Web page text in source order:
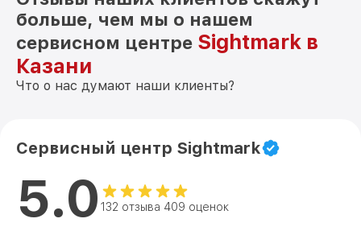
больше, чем мы о нашем
сервисном центре Sightmark в
Казани
Что о нас думают наши клиенты?
Сервисный центр Sightmark
5.0 132 отзыва 409 оценок